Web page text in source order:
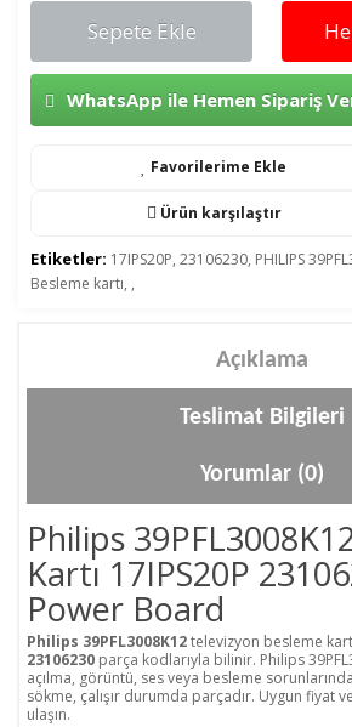
Sepete Ekle
WhatsApp ile Hemen Sipariş
Favorilerime Ekle
Ürün karşılaştır
Etiketler: 17IPS20P, 23106230, PHILIPS
Besleme kartı, ,
Açıklama
Teslimat Bilgileri
Yorumlar (0)
Philips
Kartı 17IPS20P
Power Board
Philips 39PFL3008K12televizyon besleme
23106230 parça kodlarıyla bilinir. Philips
açılma, görüntü, ses veya besleme
sökme, çalışır durumda parçadır. Uygun fiyat
ulaşın.